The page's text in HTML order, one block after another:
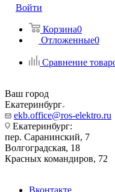
Войти
Корзина0
Отложенные0
Сравнение
Ваш город
Екатеринбург
ekb.office@ros-elektro.ru
Екатеринбург:
пер. Саранинский, 7
Волгоградская, 18
Красных командиров, 72
Вконтакте